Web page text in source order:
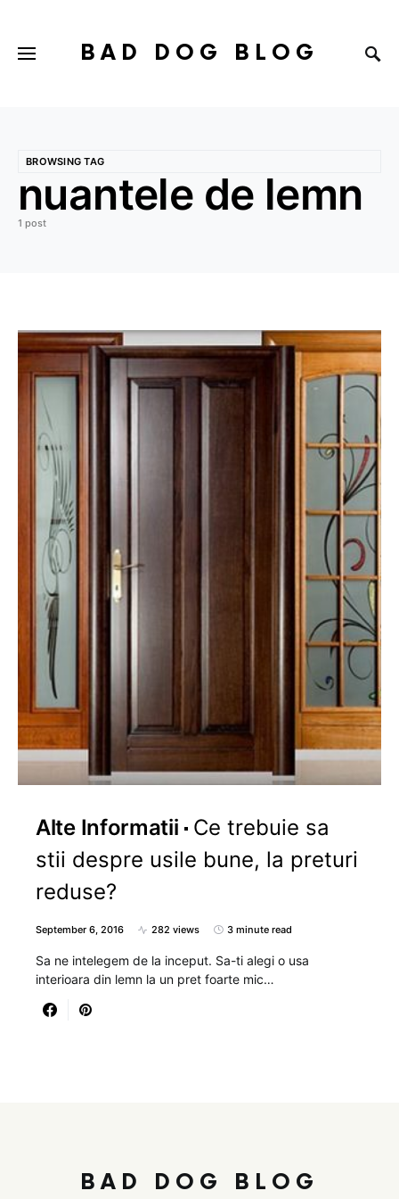
BAD DOG BLOG
BROWSING TAG
nuantele de lemn
1 post
Alte Informatii
Ce trebuie sa
stii despre usile bune, la preturi
reduse?
September 6, 2016 282 views 3 minute read
Sa ne intelegem de la inceput. Sa-ti alegi o usa
interioara din lemn la un pret foarte mic…
BAD DOG BLOG